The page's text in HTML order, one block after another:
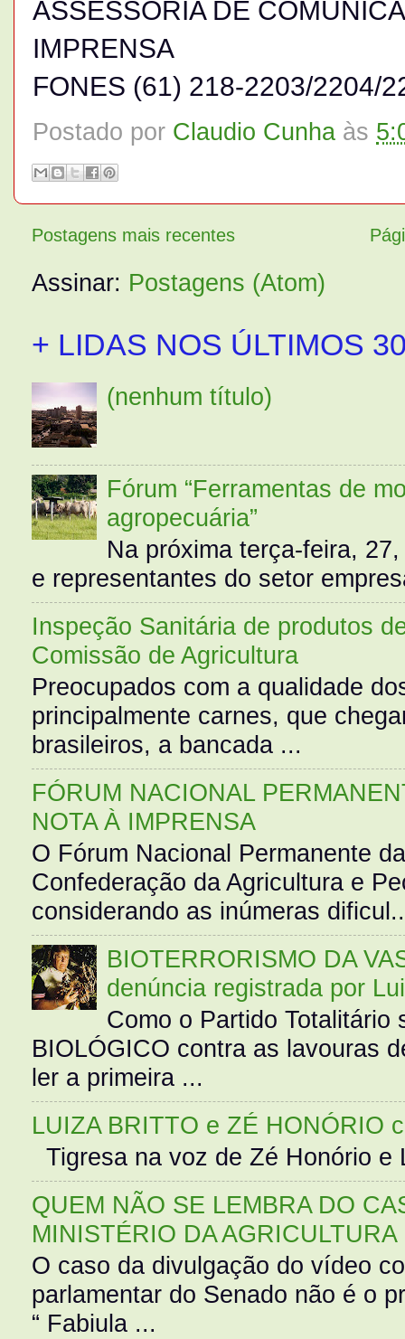
ASSESSORIA DE
IMPRENSA
FONES (61) 218-2203/2204/
Postado por Claudio Cunha às
Postagens mais recentes
Assinar: Postagens (Atom)
+ LIDAS NOS ÚLTIMOS
(nenhum título)
Fórum “Ferramentas de
agropecuária”
Na próxima terça-feira,
e representantes do setor
Inspeção Sanitária de produtos
Comissão de Agricultura
Preocupados com a qualidade
principalmente carnes, que
brasileiros, a bancada ...
FÓRUM NACIONAL
NOTA À IMPRENSA
O Fórum Nacional Permanente
Confederação da Agricultura e
considerando as inúmeras
BIOTERRORISMO DA
denúncia registrada por
Como o Partido Totalitário
BIOLÓGICO contra as lavouras
ler a primeira ...
LUIZA BRITTO e ZÉ HONÓRIO
Tigresa na voz de Zé Honório
QUEM NÃO SE LEMBRA DO
MINISTÉRIO DA AGRICULTURA
O caso da divulgação do vídeo
parlamentar do Senado não é o
“ Fabiula ...